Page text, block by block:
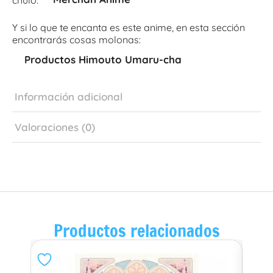
Y si lo que te encanta es este anime, en esta sección
encontrarás cosas molonas:
Productos Himouto Umaru-cha
Información adicional
Valoraciones (0)
Productos relacionados